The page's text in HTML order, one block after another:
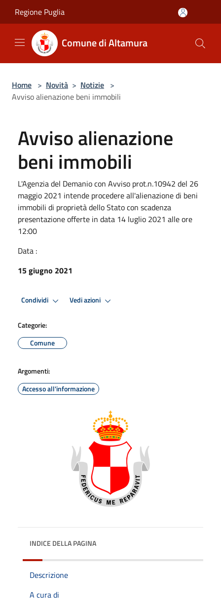
Regione Puglia
Comune di Altamura
Home > Novità > Notizie >
Avviso alienazione beni immobili
Avviso alienazione
beni immobili
L'Agenzia del Demanio con Avviso prot.n.10942 del 26
maggio 2021 intende procedere all'alienazione di beni
immobili di proprietà dello Stato con scadenza
presentazione offerte in data 14 luglio 2021 alle ore
12:00
Data :
15 giugno 2021
Condividi Vedi azioni
Categorie:
Comune
Argomenti:
Accesso all'informazione
INDICE DELLA PAGINA
Descrizione
A cura di